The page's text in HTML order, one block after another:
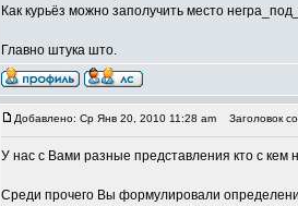
Как курьёз можно заполучить место
Главно штука што.
Добавлено: Ср Янв 20, 2010 11:28 am Заголовок
У нас с Вами разные представления кто с кем
Среди прочего Вы формулировали